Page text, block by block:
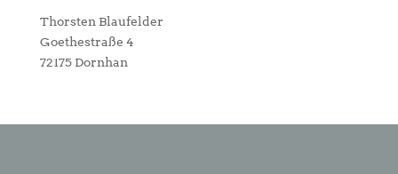
Thorsten Blaufelder
Goethestraße 4
72175 Dornhan